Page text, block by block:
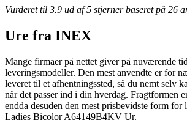
Vurderet til 3.9 ud af 5 stjerner baseret på 26
Ure fra INEX
Mange firmaer på nettet giver på nuværende
leveringsmodeller. Den mest anvendte er for
leveret til et afhentningssted, så du nemt selv
når det passer ind i din hverdag. Fragtformen
endda desuden den mest prisbevidste form
Ladies Bicolor A64149B4KV Ur.